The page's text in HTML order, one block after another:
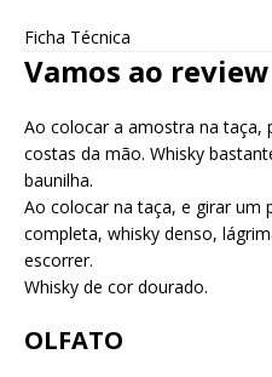
Ficha Técnica
Vamos ao review
Ao colocar a amostra na taça,
costas da mão. Whisky
baunilha.
Ao colocar na taça, e girar um
completa, whisky denso,
escorrer.
Whisky de cor dourado.
OLFATO